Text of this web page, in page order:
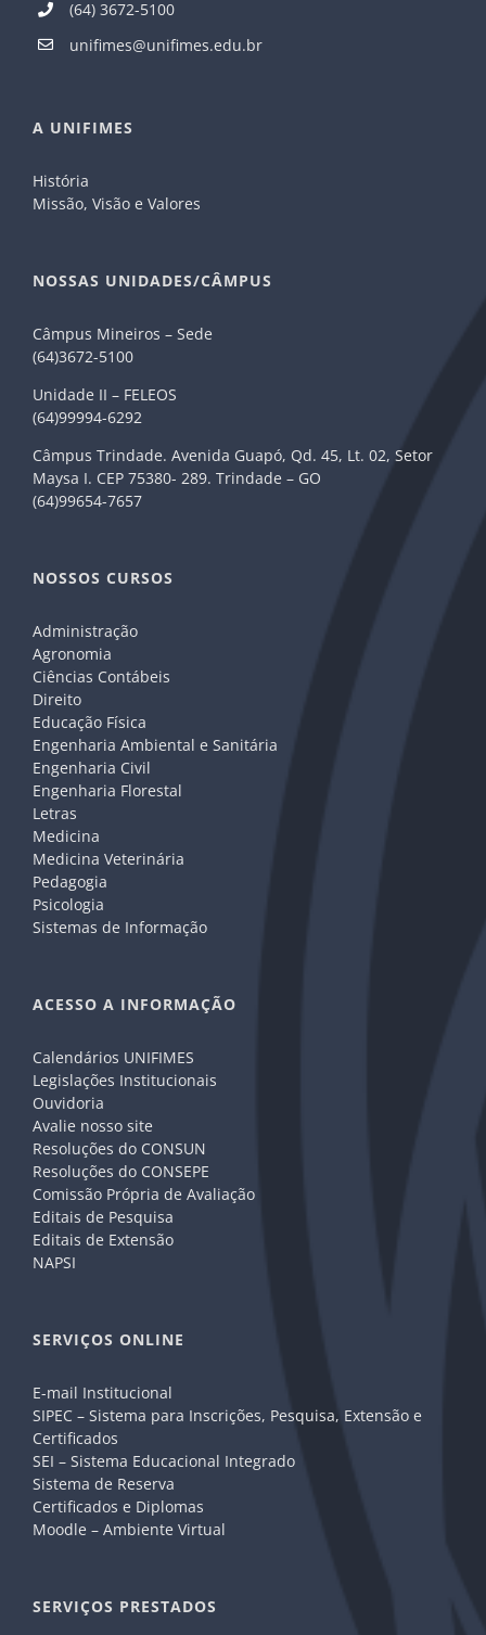
(64) 3672-5100
unifimes@unifimes.edu.br
A UNIFIMES
História
Missão, Visão e Valores
NOSSAS UNIDADES/CÂMPUS
Câmpus Mineiros – Sede
(64)3672-5100
Unidade II – FELEOS
(64)99994-6292
Câmpus Trindade. Avenida Guapó, Qd. 45, Lt. 02, Setor
Maysa I. CEP 75380- 289. Trindade – GO
(64)99654-7657
NOSSOS CURSOS
Administração
Agronomia
Ciências Contábeis
Direito
Educação Física
Engenharia Ambiental e Sanitária
Engenharia Civil
Engenharia Florestal
Letras
Medicina
Medicina Veterinária
Pedagogia
Psicologia
Sistemas de Informação
ACESSO A INFORMAÇÃO
Calendários UNIFIMES
Legislações Institucionais
Ouvidoria
Avalie nosso site
Resoluções do CONSUN
Resoluções do CONSEPE
Comissão Própria de Avaliação
Editais de Pesquisa
Editais de Extensão
NAPSI
SERVIÇOS ONLINE
E-mail Institucional
SIPEC – Sistema para Inscrições, Pesquisa, Extensão e
Certificados
SEI – Sistema Educacional Integrado
Sistema de Reserva
Certificados e Diplomas
Moodle – Ambiente Virtual
SERVIÇOS PRESTADOS